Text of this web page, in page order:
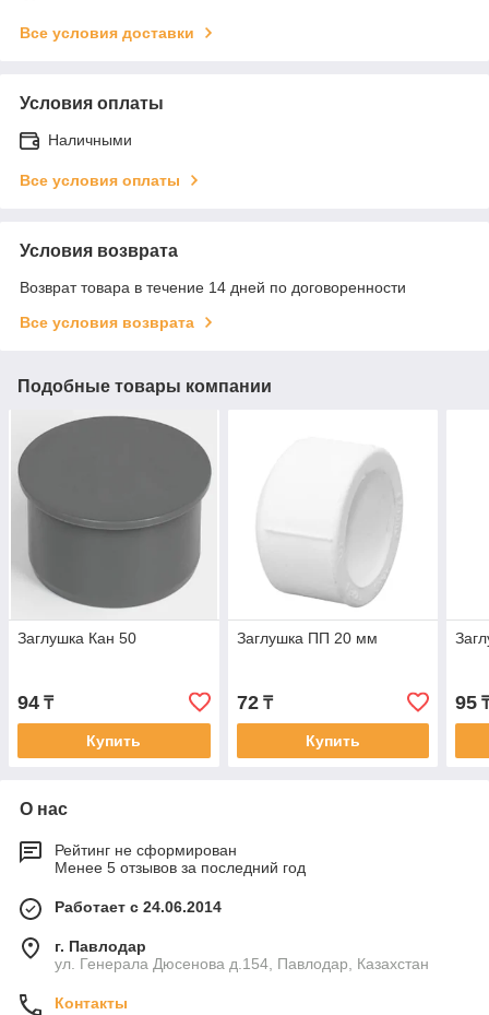
Все условия доставки
Условия оплаты
Наличными
Все условия оплаты
Условия возврата
Возврат товара в течение 14 дней по договоренности
Все условия возврата
Подобные товары компании
Заглушка Кан 50
94 ₸
Купить
Заглушка ПП 20 мм
72₸
Купить
95
О нас
Рейтинг не сформирован
Менее 5 отзывов за последний год
Работает с 24.06.2014
г. Павлодар
ул. Генерала Дюсенова д.154, Павлодар, Казахстан
Контакты